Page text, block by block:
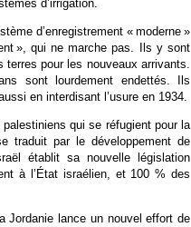
d’irrigation.
d’enregistrement « moderne »
», qui ne marche pas. Ils y sont
terres pour les nouveaux arrivants.
sont lourdement endettés. Ils
en interdisant l’usure en 1934.
palestiniens qui se réfugient pour la
traduit par le développement de
établit sa nouvelle législation
à l’État israélien, et 100 % des
Jordanie lance un nouvel effort de